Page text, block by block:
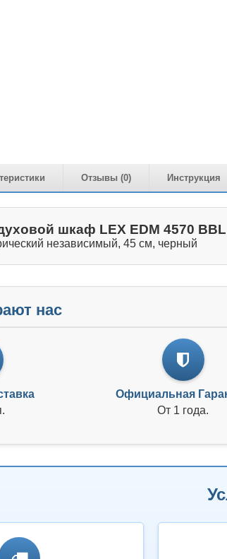
Отзывы (0) Инструкция
шкаф LEX EDM 4570 BBL
независимый, 45 см, черный
нас
Официальная
От 1 года.